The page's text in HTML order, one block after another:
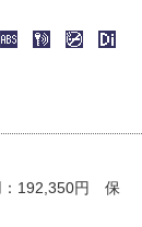
：192,350円 保